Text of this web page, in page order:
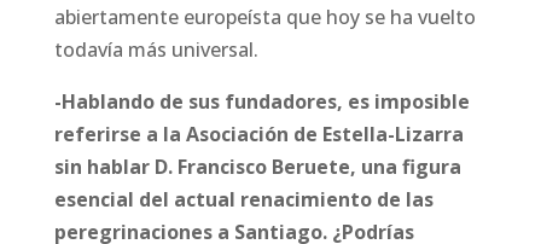
abiertamente europeísta que hoy se ha vuelto
todavía más universal.
-Hablando de sus fundadores, es imposible
referirse a la Asociación de Estella-Lizarra
sin hablar D. Francisco Beruete, una figura
esencial del actual renacimiento de las
peregrinaciones a Santiago. ¿Podrías